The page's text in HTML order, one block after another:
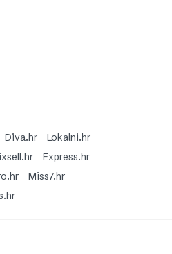
Diva.hr
Lokalni.hr
Express.hr
Miss7.hr